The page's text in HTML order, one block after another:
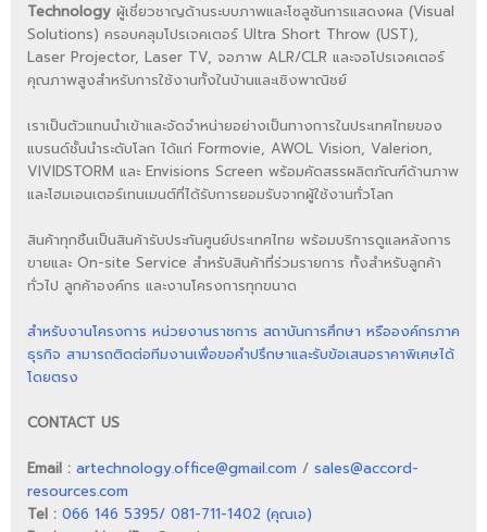
Technology ผู้เชี่ยวชาญด้านระบบภาพและโซลูชันการแสดงผล (Visual
Solutions) ครอบคลุมโปรเจคเตอร์ Ultra Short Throw (UST),
Laser Projector, Laser TV, จอภาพ ALR/CLR และจอโปรเจคเตอร์
คุณภาพสูงสำหรับการใช้งานทั้งในบ้านและเชิงพาณิชย์
เราเป็นตัวแทนนำเข้าและจัดจำหน่ายอย่างเป็นทางการในประเทศไทยของ
แบรนด์ชั้นนำระดับโลก ได้แก่ Formovie, AWOL Vision, Valerion,
VIVIDSTORM และ Envisions Screen พร้อมคัดสรรผลิตภัณฑ์ด้านภาพ
และโฮมเอนเตอร์เทนเมนต์ที่ได้รับการยอมรับจากผู้ใช้งานทั่วโลก
สินค้าทุกชิ้นเป็นสินค้ารับประกันศูนย์ประเทศไทย พร้อมบริการดูแลหลังการ
ขายและ On-site Service สำหรับสินค้าที่ร่วมรายการ ทั้งสำหรับลูกค้า
ทั่วไป ลูกค้าองค์กร และงานโครงการทุกขนาด
สำหรับงานโครงการ หน่วยงานราชการ สถาบันการศึกษา หรือองค์กรภาค
ธุรกิจ สามารถติดต่อทีมงานเพื่อขอคำปรึกษาและรับข้อเสนอราคาพิเศษได้
โดยตรง
CONTACT US
Email : artechnology.office@gmail.com / sales@accord-
resources.com
Tel : 066 146 5395/ 081-711-1402 (คุณเอ)